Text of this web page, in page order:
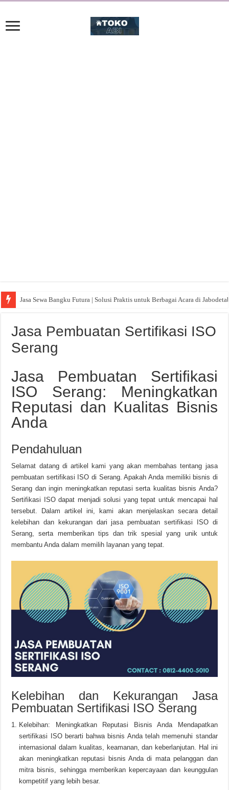
Jasa Sewa Bangku Futura | Solusi Praktis untuk Berbagai Acara di
Jasa Pembuatan Sertifikasi ISO
Serang
Jasa Pembuatan Sertifikasi
ISO Serang: Meningkatkan
Reputasi dan Kualitas Bisnis
Anda
Pendahuluan
Selamat datang di artikel kami yang akan membahas tentang jasa
pembuatan sertifikasi ISO di Serang. Apakah Anda memiliki bisnis di
Serang dan ingin meningkatkan reputasi serta kualitas bisnis Anda?
Sertifikasi ISO dapat menjadi solusi yang tepat untuk mencapai hal
tersebut. Dalam artikel ini, kami akan menjelaskan secara detail
kelebihan dan kekurangan dari jasa pembuatan sertifikasi ISO di
Serang, serta memberikan tips dan trik spesial yang unik untuk
membantu Anda dalam memilih layanan yang tepat.
Kelebihan dan Kekurangan Jasa
Pembuatan Sertifikasi ISO Serang
Kelebihan: Meningkatkan Reputasi Bisnis Anda Mendapatkan
sertifikasi ISO berarti bahwa bisnis Anda telah memenuhi standar
internasional dalam kualitas, keamanan, dan keberlanjutan. Hal ini
akan meningkatkan reputasi bisnis Anda di mata pelanggan dan
mitra bisnis, sehingga memberikan kepercayaan dan keunggulan
kompetitif yang lebih besar.